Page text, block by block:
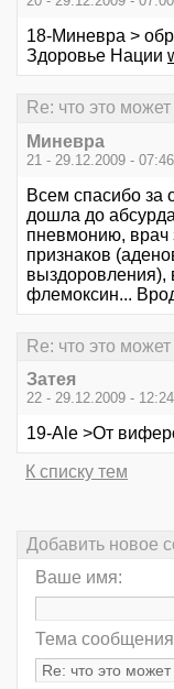
18-Миневра >
Здоровье Нации
Re: что это
Миневра
21 - 29.12.2009 - 07:46
Всем спасибо за
дошла до
пневмонию, врач
признаков
выздоровления),
флемоксин...
Re: что это
Затея
22 - 29.12.2009 - 12:24
19-Ale >От
К списку тем
Добавить новое
Ваше имя:
Тема